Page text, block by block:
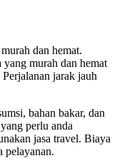
dan hemat.
yang murah dan hemat
jarak jauh
bahan bakar, dan
perlu anda
jasa travel. Biaya
pelayanan.